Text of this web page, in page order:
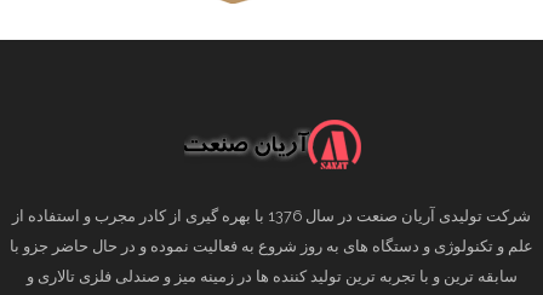
شرکت تولیدی آریان صنعت در سال 1376 با بهره گیری از کادر مجرب و استفاده از
علم و تکنولوژی و دستگاه های به روز شروع به فعالیت نموده و در حال حاضر جزو با
سابقه ترین و با تجربه ترین تولید کننده ها در زمینه میز و صندلی فلزی تالاری و